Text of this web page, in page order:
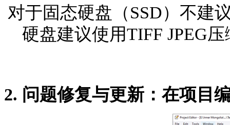
对于固态硬盘（SSD）不建
硬盘建议使用TIFF JPEG压
2. 问题修复与更新：在项目